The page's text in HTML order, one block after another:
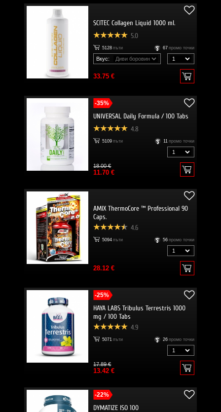
SCITEC Collagen Liquid 1000 ml.
5.0
5128 пъти 67 промо точки
Вкус:
33.75 €
-35%
UNIVERSAL Daily Formula / 100 Tabs
4.8
5109 пъти 11 промо точки
18.00 €
11.70 €
AMIX ThermoCore ™ Professional 90
Caps.
4.6
5094 пъти 56 промо точки
28.12 €
-25%
HAYA LABS Tribulus Terrestris 1000
mg / 100 Tabs
4.9
5071 пъти 26 промо точки
17.89 €
13.42 €
-22%
DYMATIZE ISO 100